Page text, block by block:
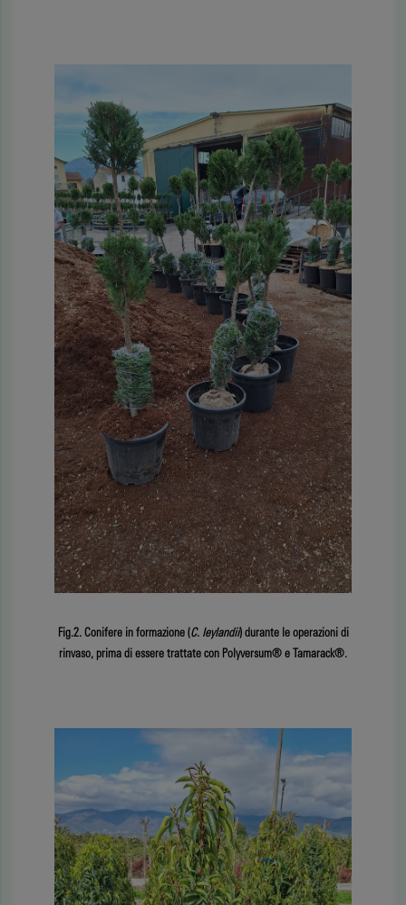
Fig.2. Conifere in formazione (C. leylandii) durante le operazioni di
rinvaso, prima di essere trattate con Polyversum® e Tamarack®.